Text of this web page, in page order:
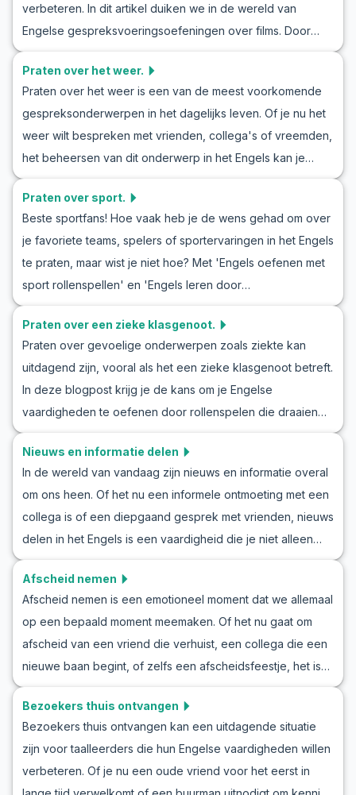
favoriete muziek. Bovendien krijg je drie
voorbeeldgesprekken die je kunt oefenen. Dit is niet
verbeteren. In dit artikel duiken we in de wereld van
Engelse gespreksvoeringsoefeningen over films. Door
deel te nemen aan een Engels rollenspel over je favoriete
film, kun je leren je gedachten en gevoelens over films te
uiten. We delen nuttige woordenschat en zinnen om je
vloeiender te helpen spreken. Of je nu leert via
filmgesprekken in het Engels of graag over je favoriete
films wilt praten, deze les biedt je de tools om
verder om je Engelse vaardigheden te verbeteren door
Praten over het weer.
Praten over het weer is een van de meest voorkomende
gespreksonderwerpen in het dagelijks leven. Of je nu het
weer wilt bespreken met vrienden, collega's of vreemden,
het beheersen van dit onderwerp in het Engels kan je
zelfvertrouwen vergroten en je vermogen om deel te
nemen aan alledaagse gesprekken verbeteren. In dit
artikel richten we ons op het oefenen van Engels om over
het weer te praten door middel van rollenspellen. Je leert
belangrijke zinnen en algemene woordenschat die nuttig
zijn in een 'Engels rollenspel over het weer' en ontdekt
voeren. Laten we beginnen met het verkennen van hoe je
Praten over sport.
Beste sportfans! Hoe vaak heb je de wens gehad om over
je favoriete teams, spelers of sportervaringen in het Engels
te praten, maar wist je niet hoe? Met 'Engels oefenen met
sport rollenspellen' en 'Engels leren door
sportgesprekken' kun je leren om op een natuurlijke
manier over sport te praten. Of je nu in een klaslokaal bent
of in een informele setting, dit artikel biedt je handige
zinnen en voorbeeldgesprekken om je zelfvertrouwen te
vergroten in sportdiscussies. Deze tips en trucs helpen je
om beter over sport in het Engels te praten!
Praten over een zieke klasgenoot.
Praten over gevoelige onderwerpen zoals ziekte kan
uitdagend zijn, vooral als het een zieke klasgenoot betreft.
In deze blogpost krijg je de kans om je Engelse
vaardigheden te oefenen door rollenspelen die draaien
om het bespreken van een zieke klasgenoot. Dit zal niet
alleen je Engelse gespreksvaardigheden verbeteren, maar
het zal je ook helpen om empathie en begrip uit te
drukken in een taal die je aan het leren bent. Van dialogen
tot sleutelwoorden en zinnen, je krijgt een uitgebreide gids
die je zelfvertrouwen zal vergroten bij het bespreken van
Nieuws en informatie delen
In de wereld van vandaag zijn nieuws en informatie overal
om ons heen. Of het nu een informele ontmoeting met een
collega is of een diepgaand gesprek met vrienden, nieuws
delen in het Engels is een vaardigheid die je niet alleen
helpt om op de hoogte te blijven, maar ook je
taalvaardigheid verbetert. Dit artikel biedt je de kans om te
oefenen met een Engelse rollenspel gericht op het delen
van nieuws. Je zult vertrouwd raken met nuttige zinnen en
woordenschat die in deze situaties worden gebruikt,
waardoor je zelfvertrouwen om in het Engels te
oefeningen, leer je niet alleen hoe je nieuws in het Engels
Afscheid nemen
Afscheid nemen is een emotioneel moment dat we allemaal
op een bepaald moment meemaken. Of het nu gaat om
afscheid van een vriend die verhuist, een collega die een
nieuwe baan begint, of zelfs een afscheidsfeestje, het is
essentieel om deze situaties te kunnen navigeren voor
effectieve communicatie. In dit artikel verdiepen we ons in
Engelse gesprekscenario's voor afscheid nemen, met als
doel specifieke uitdrukkingen te oefenen en je
vaardigheden in deze emotionele context te verbeteren.
Bezoekers thuis ontvangen
Bezoekers thuis ontvangen kan een uitdagende situatie
zijn voor taalleerders die hun Engelse vaardigheden willen
verbeteren. Of je nu een oude vriend voor het eerst in